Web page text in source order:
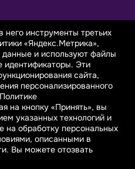
магазин "САРАФАНОВО"
продаже тканей оптом и в
него инструменты третьих
«Яндекс.Метрика»,
и используют файлы
идентификаторы. Эти
сайта,
персонализированного
на кнопку «Принять», вы
указанных технологий и
на обработку персональных
описанными в
Вы можете отозвать